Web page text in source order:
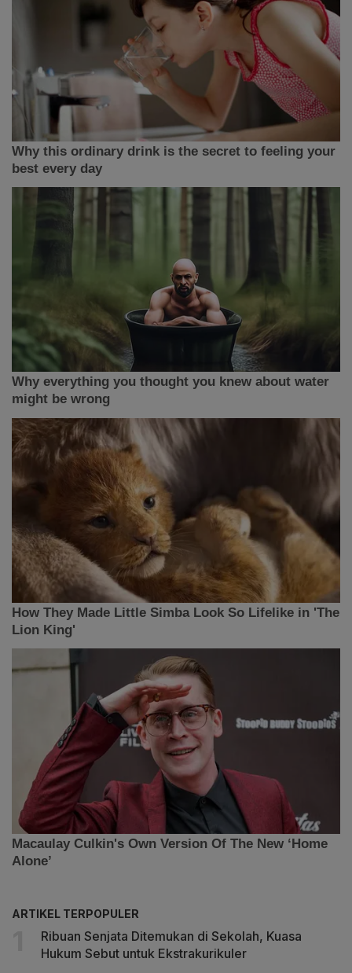
ARTIKEL TERPOPULER
Ribuan Senjata Ditemukan di Sekolah, Kuasa
Hukum Sebut untuk Ekstrakurikuler